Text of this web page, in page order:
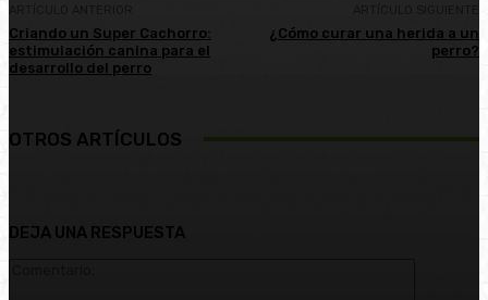
Criando un Super Cachorro:
estimulación canina para el
desarrollo del perro
¿Cómo curar una herida a un
perro?
OTROS ARTÍCULOS
DEJA UNA RESPUESTA